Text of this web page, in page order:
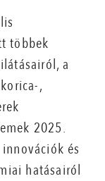
többek
a
,
2025.
és
hatásairól